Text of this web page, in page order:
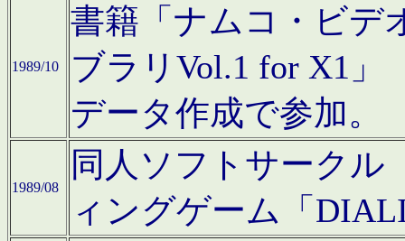
1989/10
書籍「ナムコ・ビデ
ブラリVol.1 for X1」
データ作成で参加。
1989/08
同人ソフトサークル
ィングゲーム「